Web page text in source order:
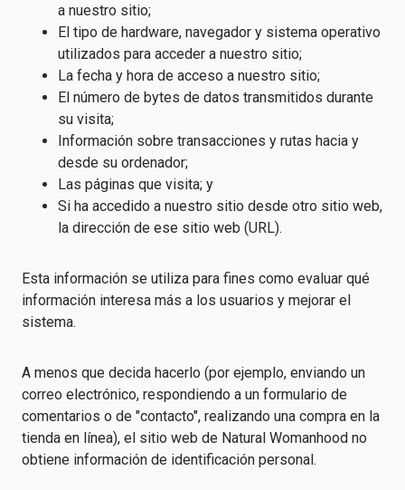
a nuestro sitio;
El tipo de hardware, navegador y sistema operativo
utilizados para acceder a nuestro sitio;
La fecha y hora de acceso a nuestro sitio;
El número de bytes de datos transmitidos durante
su visita;
Información sobre transacciones y rutas hacia y
desde su ordenador;
Las páginas que visita; y
Si ha accedido a nuestro sitio desde otro sitio web,
la dirección de ese sitio web (URL).
Esta información se utiliza para fines como evaluar qué
información interesa más a los usuarios y mejorar el
sistema.
A menos que decida hacerlo (por ejemplo, enviando un
correo electrónico, respondiendo a un formulario de
comentarios o de "contacto", realizando una compra en la
tienda en línea), el sitio web de Natural Womanhood no
obtiene información de identificación personal.